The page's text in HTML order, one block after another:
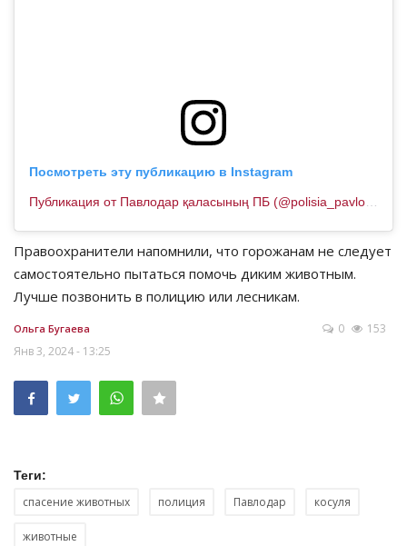
Посмотреть эту публикацию в Instagram
Правоохранители напомнили, что горожанам не следует
самостоятельно пытаться помочь диким животным.
Лучше позвонить в полицию или лесникам.
Ольга Бугаева
Янв 3, 2024 - 13:25
0 153
Теги:
спасение животных полиция Павлодар косуля
животные